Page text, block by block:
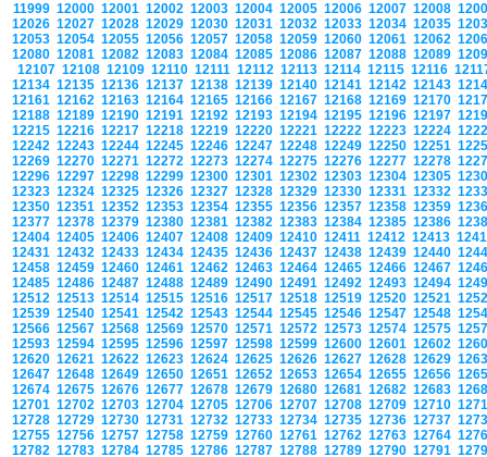
11999 12000 12001 12002 12003 12004 12005 12006 12007 12008
12026 12027 12028 12029 12030 12031 12032 12033 12034 12035
12053 12054 12055 12056 12057 12058 12059 12060 12061 12062
12080 12081 12082 12083 12084 12085 12086 12087 12088 12089
12107 12108 12109 12110 12111 12112 12113 12114 12115 12116
12134 12135 12136 12137 12138 12139 12140 12141 12142 12143
12161 12162 12163 12164 12165 12166 12167 12168 12169 12170
12188 12189 12190 12191 12192 12193 12194 12195 12196 12197
12215 12216 12217 12218 12219 12220 12221 12222 12223 12224
12242 12243 12244 12245 12246 12247 12248 12249 12250 12251
12269 12270 12271 12272 12273 12274 12275 12276 12277 12278
12296 12297 12298 12299 12300 12301 12302 12303 12304 12305
12323 12324 12325 12326 12327 12328 12329 12330 12331 12332
12350 12351 12352 12353 12354 12355 12356 12357 12358 12359
12377 12378 12379 12380 12381 12382 12383 12384 12385 12386
12404 12405 12406 12407 12408 12409 12410 12411 12412 12413
12431 12432 12433 12434 12435 12436 12437 12438 12439 12440
12458 12459 12460 12461 12462 12463 12464 12465 12466 12467
12485 12486 12487 12488 12489 12490 12491 12492 12493 12494
12512 12513 12514 12515 12516 12517 12518 12519 12520 12521
12539 12540 12541 12542 12543 12544 12545 12546 12547 12548
12566 12567 12568 12569 12570 12571 12572 12573 12574 12575
12593 12594 12595 12596 12597 12598 12599 12600 12601 12602
12620 12621 12622 12623 12624 12625 12626 12627 12628 12629
12647 12648 12649 12650 12651 12652 12653 12654 12655 12656
12674 12675 12676 12677 12678 12679 12680 12681 12682 12683
12701 12702 12703 12704 12705 12706 12707 12708 12709 12710
12728 12729 12730 12731 12732 12733 12734 12735 12736 12737
12755 12756 12757 12758 12759 12760 12761 12762 12763 12764
12782 12783 12784 12785 12786 12787 12788 12789 12790 12791